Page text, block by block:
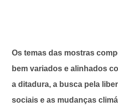
Os temas das mostras
bem variados e alinhados
a ditadura, a busca pela
sociais e as mudanças